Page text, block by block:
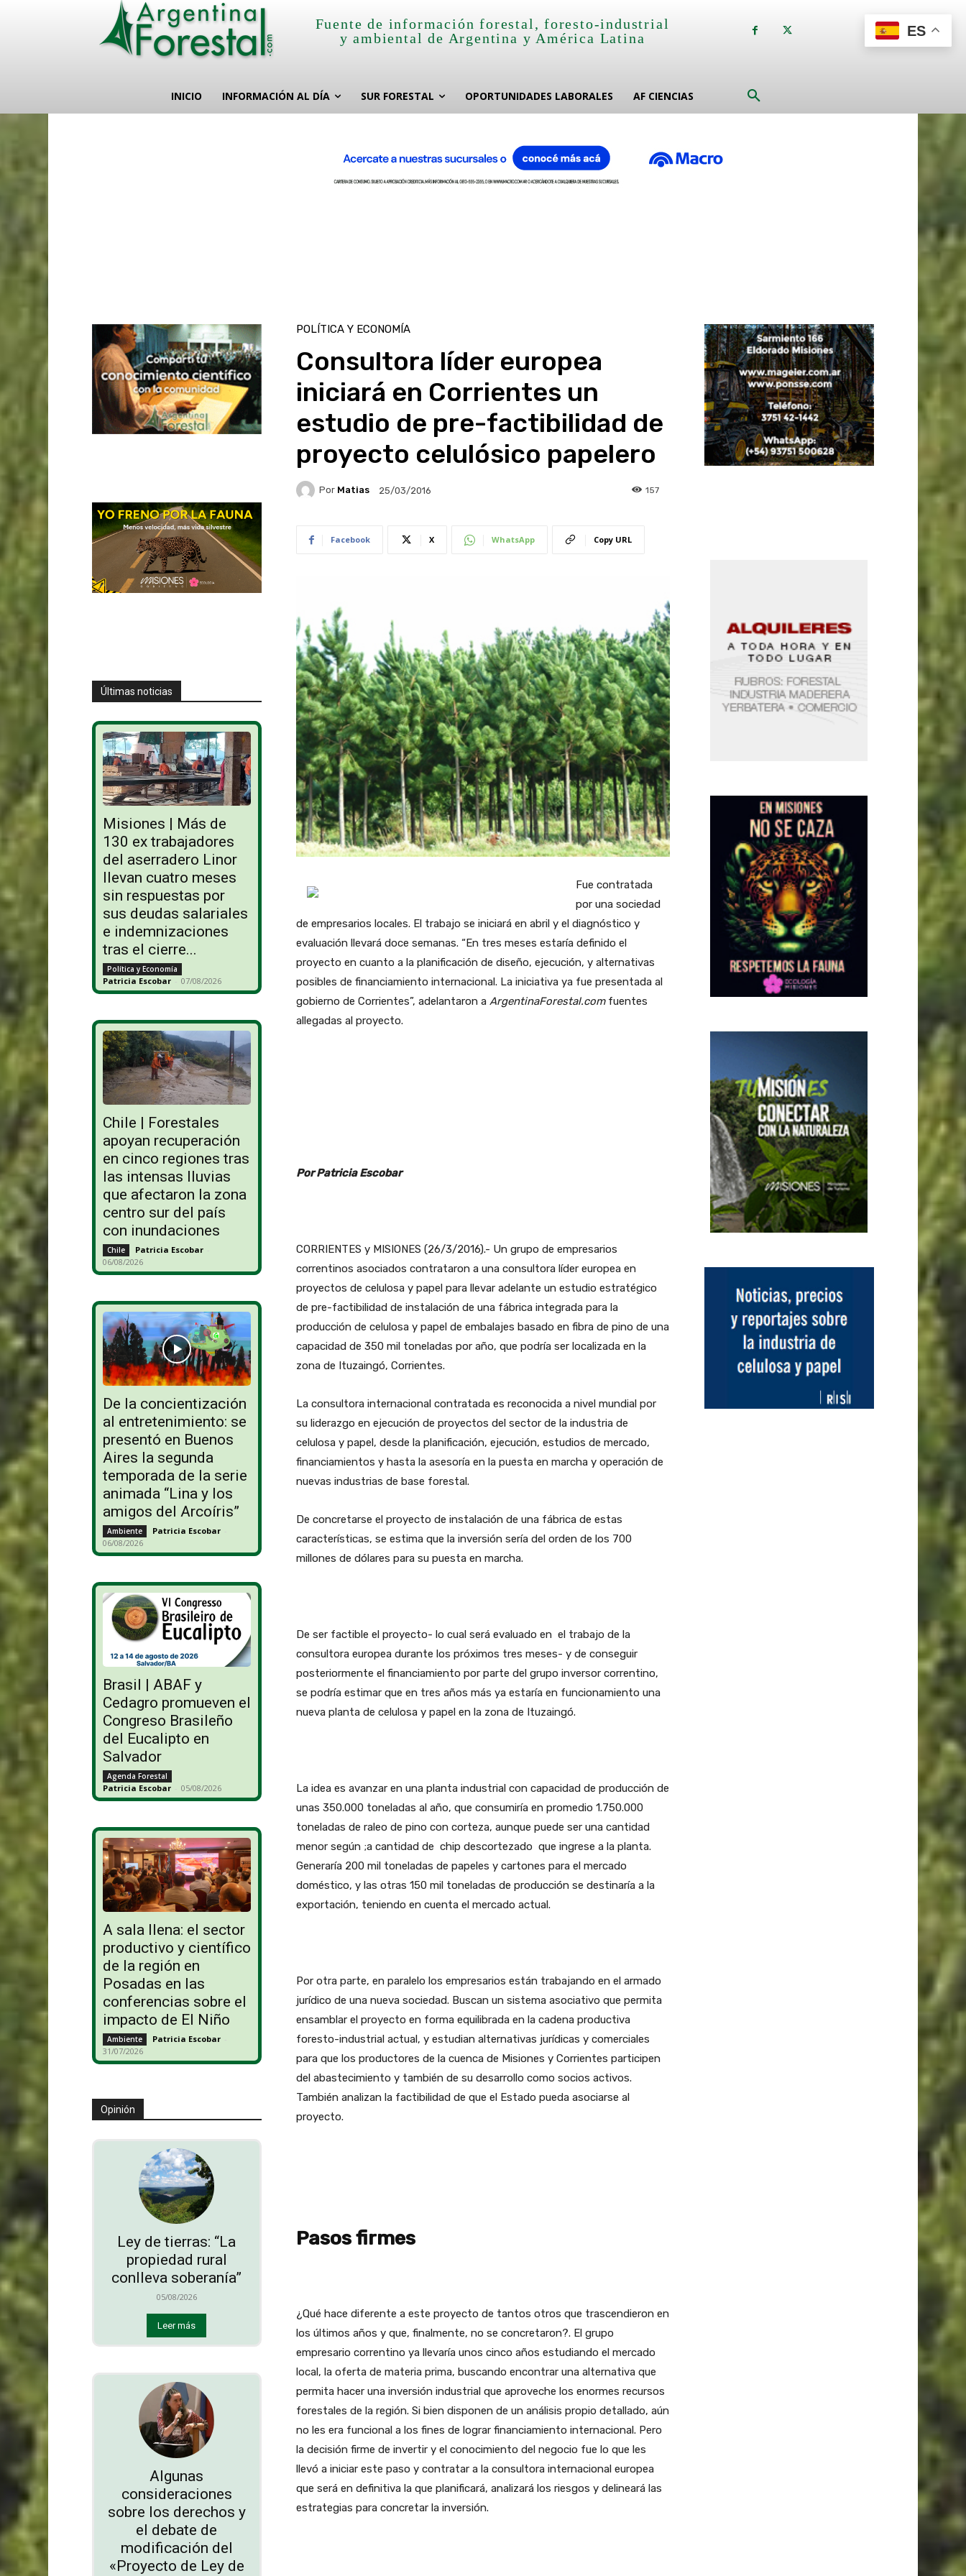
Fuente de información forestal, foresto-industrial
y ambiental de Argentina y América Latina
INICIO INFORMACIÓN AL DÍA SUR FORESTAL OPORTUNIDADES LABORALES AF CIENCIAS
Últimas noticias
Misiones | Más de
130 ex trabajadores
del aserradero Linor
llevan cuatro meses
sin respuestas por
sus deudas salariales
e indemnizaciones
tras el cierre...
Política y Economía
Patricia Escobar - 07/08/2026
Chile | Forestales
apoyan recuperación
en cinco regiones tras
las intensas lluvias
que afectaron la zona
centro sur del país
con inundaciones
Chile Patricia Escobar -
06/08/2026
De la concientización
al entretenimiento: se
presentó en Buenos
Aires la segunda
temporada de la serie
animada “Lina y los
amigos del Arcoíris”
Ambiente Patricia Escobar -
06/08/2026
Brasil | ABAF y
Cedagro promueven el
Congreso Brasileño
del Eucalipto en
Salvador
Agenda Forestal
Patricia Escobar - 05/08/2026
A sala llena: el sector
productivo y científico
de la región en
Posadas en las
conferencias sobre el
impacto de El Niño
Ambiente Patricia Escobar -
31/07/2026
Opinión
Ley de tierras: “La
propiedad rural
conlleva soberanía”
05/08/2026
Leer más
Algunas
consideraciones
sobre los derechos y
el debate de
modificación del
«Proyecto de Ley de
POLÍTICA Y ECONOMÍA
Consultora líder europea
iniciará en Corrientes un
estudio de pre-factibilidad de
proyecto celulósico papelero
Por Matias 25/03/2016 157
Facebook X WhatsApp Copy URL
Fue contratada
por una sociedad
de empresarios locales. El trabajo se iniciará en abril y el diagnóstico y
evaluación llevará doce semanas. “En tres meses estaría definido el
proyecto en cuanto a la planificación de diseño, ejecución, y alternativas
posibles de financiamiento internacional. La iniciativa ya fue presentada al
gobierno de Corrientes”, adelantaron a ArgentinaForestal.comfuentes
allegadas al proyecto.
Por Patricia Escobar
CORRIENTES y MISIONES (26/3/2016).- Un grupo de empresarios
correntinos asociados contrataron a una consultora líder europea en
proyectos de celulosa y papel para llevar adelante un estudio estratégico
de pre-factibilidad de instalación de una fábrica integrada para la
producción de celulosa y papel de embalajes basado en fibra de pino de una
capacidad de 350 mil toneladas por año, que podría ser localizada en la
zona de Ituzaingó, Corrientes.
La consultora internacional contratada es reconocida a nivel mundial por
su liderazgo en ejecución de proyectos del sector de la industria de
celulosa y papel, desde la planificación, ejecución, estudios de mercado,
financiamientos y hasta la asesoría en la puesta en marcha y operación de
nuevas industrias de base forestal.
De concretarse el proyecto de instalación de una fábrica de estas
características, se estima que la inversión sería del orden de los 700
millones de dólares para su puesta en marcha.
De ser factible el proyecto- lo cual será evaluado en el trabajo de la
consultora europea durante los próximos tres meses- y de conseguir
posteriormente el financiamiento por parte del grupo inversor correntino,
se podría estimar que en tres años más ya estaría en funcionamiento una
nueva planta de celulosa y papel en la zona de Ituzaingó.
La idea es avanzar en una planta industrial con capacidad de producción de
unas 350.000 toneladas al año, que consumiría en promedio 1.750.000
toneladas de raleo de pino con corteza, aunque puede ser una cantidad
menor según ;a cantidad de chip descortezado que ingrese a la planta.
Generaría 200 mil toneladas de papeles y cartones para el mercado
doméstico, y las otras 150 mil toneladas de producción se destinaría a la
exportación, teniendo en cuenta el mercado actual.
Por otra parte, en paralelo los empresarios están trabajando en el armado
jurídico de una nueva sociedad. Buscan un sistema asociativo que permita
ensamblar el proyecto en forma equilibrada en la cadena productiva
foresto-industrial actual, y estudian alternativas jurídicas y comerciales
para que los productores de la cuenca de Misiones y Corrientes participen
del abastecimiento y también de su desarrollo como socios activos.
También analizan la factibilidad de que el Estado pueda asociarse al
proyecto.
Pasos firmes
¿Qué hace diferente a este proyecto de tantos otros que trascendieron en
los últimos años y que, finalmente, no se concretaron?. El grupo
empresario correntino ya llevaría unos cinco años estudiando el mercado
local, la oferta de materia prima, buscando encontrar una alternativa que
permita hacer una inversión industrial que aproveche los enormes recursos
forestales de la región. Si bien disponen de un análisis propio detallado, aún
no les era funcional a los fines de lograr financiamiento internacional. Pero
la decisión firme de invertir y el conocimiento del negocio fue lo que les
llevó a iniciar este paso y contratar a la consultora internacional europea
que será en definitiva la que planificará, analizará los riesgos y delineará las
estrategias para concretar la inversión.
ES